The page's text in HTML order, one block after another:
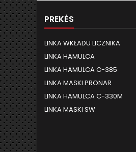
PREKĖS
LINKA WKŁADU LICZNIKA
LINKA HAMULCA
LINKA HAMULCA C-385
LINKA MASKI PRONAR
LINKA HAMULCA C-330M
LINKA MASKI SW